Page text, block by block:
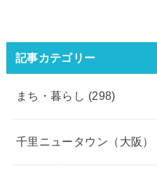
記事カテゴリー
まち・暮らし (298)
千里ニュータウン（大阪）